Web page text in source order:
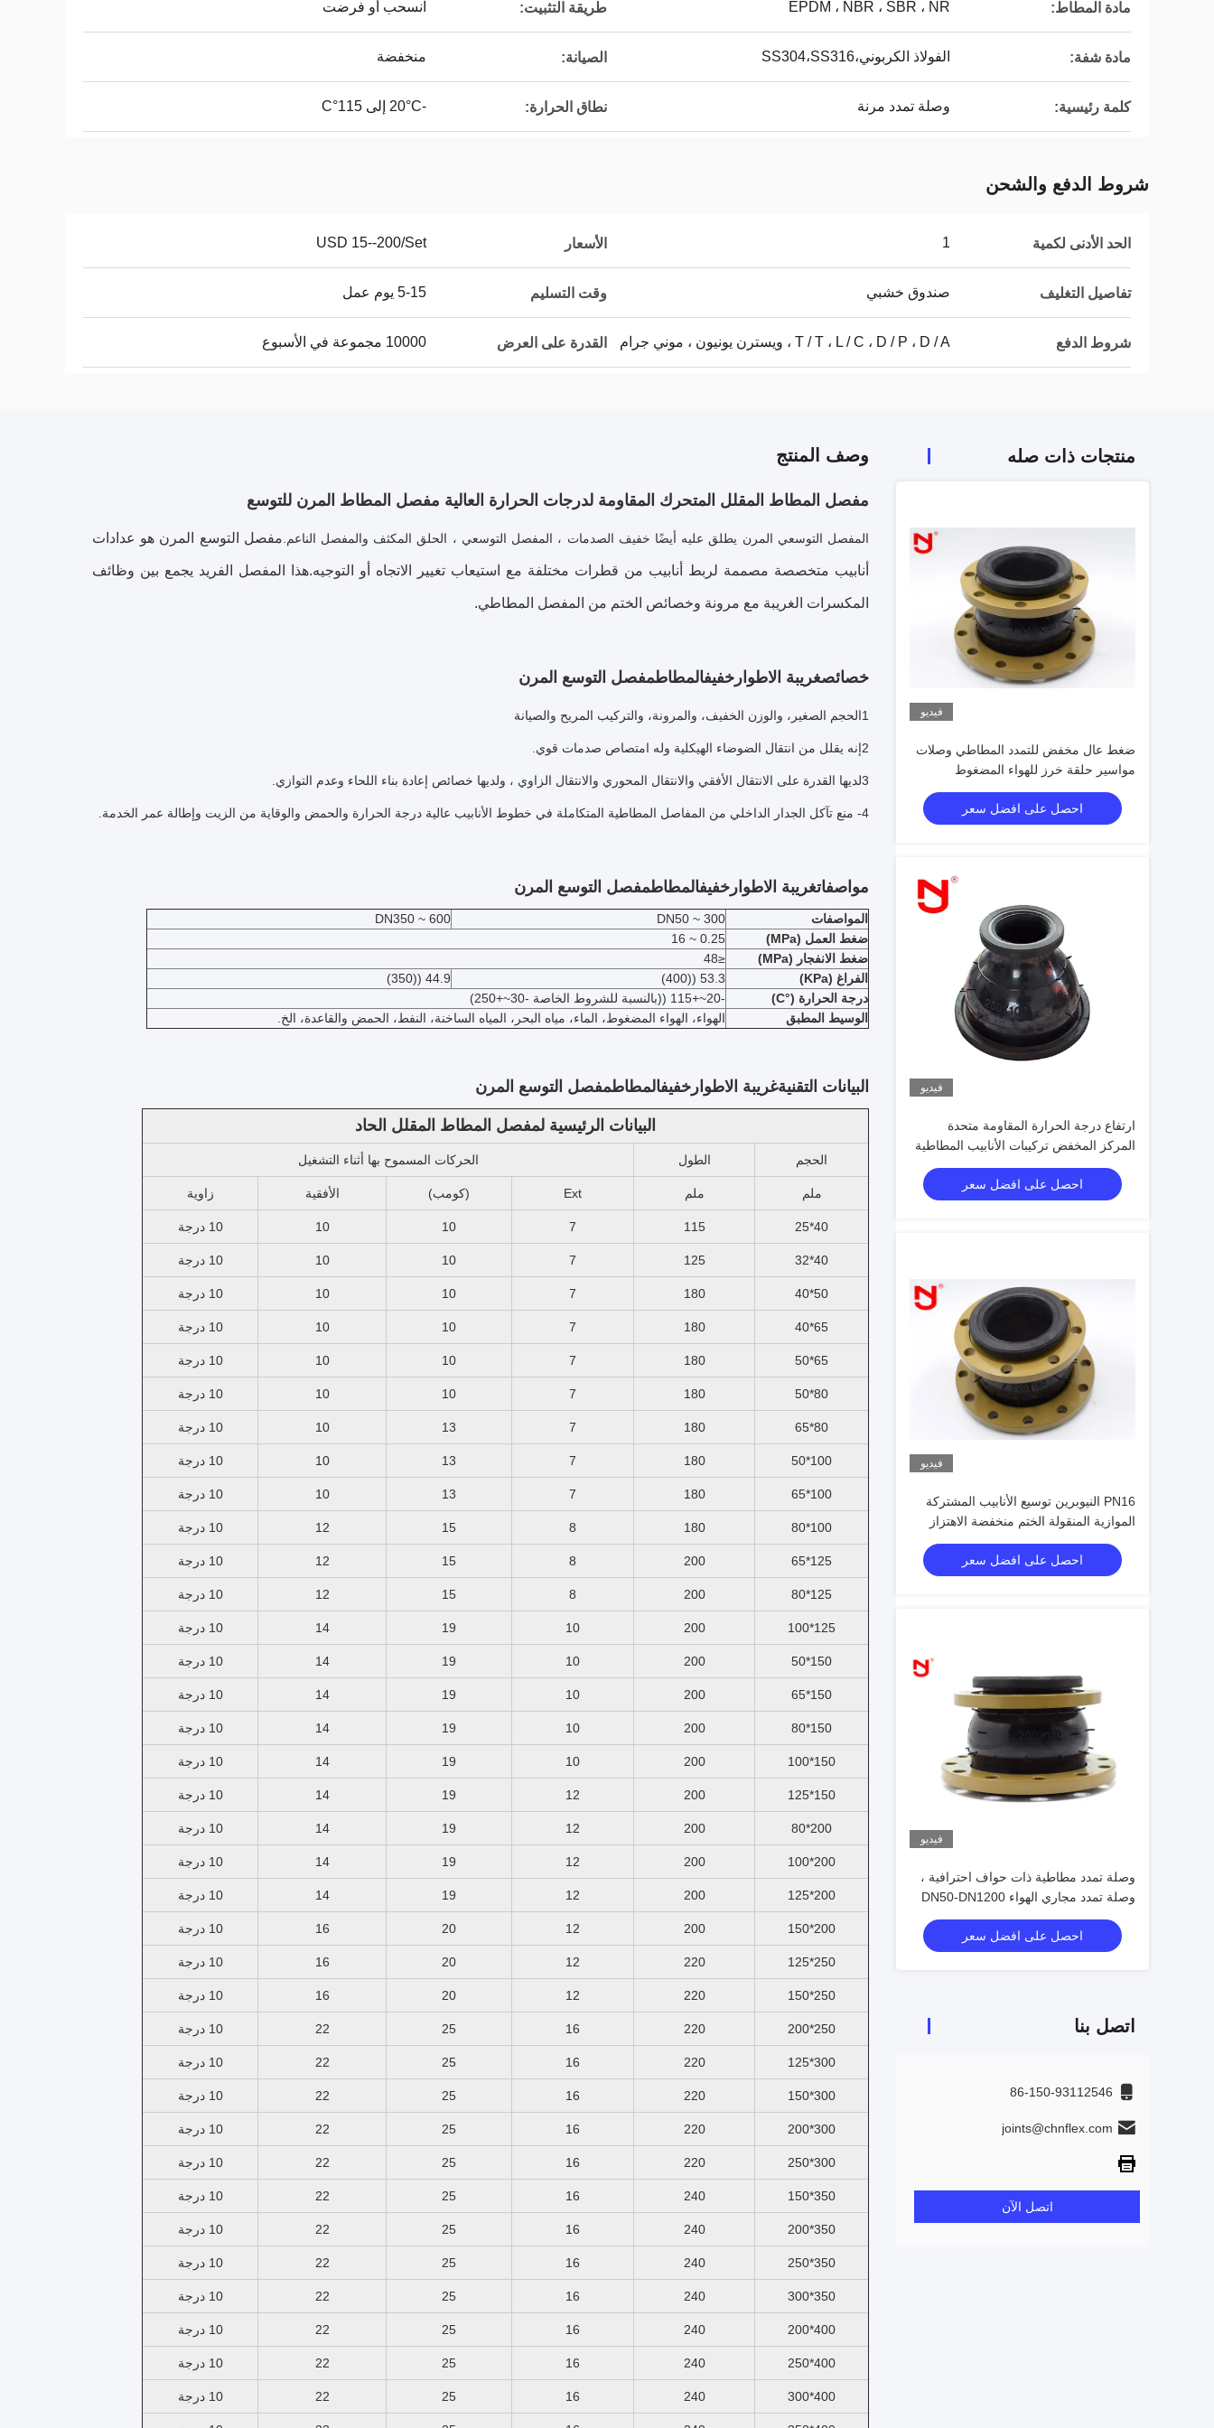
مادة المطاط: EPDM ، NBR ، SBR ، NR طريقة التثبيت: انسحب أو فرضت
مادة شفة: الفولاذ الكربوني،SS304،SS316 الصيانة: منخفضة
كلمة رئيسية: وصلة تمدد مرنة نطاق الحرارة: -20°C إلى 115°C
شروط الدفع والشحن
الحد الأدنى لكمية 1 الأسعار USD 15--200/Set
تفاصيل التغليف صندوق خشبي وقت التسليم 5-15 يوم عمل
شروط الدفع T / T ، L / C ، D / P ، D / A ، ويسترن يونيون ، موني جرام القدرة على العرض 10000 مجموعة في الأسبوع
منتجات ذات صله
فيديو
ضغط عال مخفض للتمدد المطاطي وصلات
مواسير حلقة خرز للهواء المضغوط
احصل على افضل سعر
فيديو
ارتفاع درجة الحرارة المقاومة متحدة
المركز المخفض تركيبات الأنابيب المطاطية
المشتركة
احصل على افضل سعر
فيديو
PN16 النيوبرين توسيع الأنابيب المشتركة
الموازية المنقولة الختم منخفضة الاهتزاز
الميكانيكي
احصل على افضل سعر
فيديو
وصلة تمدد مطاطية ذات حواف احترافية ،
وصلة تمدد مجاري الهواء DN50-DN1200
احصل على افضل سعر
اتصل بنا
86-150-93112546
joints@chnflex.com
اتصل الآن
وصف المنتج
مفصل المطاط المقلل المتحرك المقاومة لدرجات الحرارة العالية مفصل المطاط المرن للتوسع
المفصل التوسعي المرن يطلق عليه أيضًا خفيف الصدمات ، المفصل التوسعي ، الحلق المكثف والمفصل الناعم. مفصل التوسع المرن هو عدادات
أنابيب متخصصة مصممة لربط أنابيب من قطرات مختلفة مع استيعاب تغيير الاتجاه أو التوجيه.هذا المفصل الفريد يجمع بين وظائف
المكسرات الغريبة مع مرونة وخصائص الختم من المفصل المطاطي.
خصائصغريبة الاطوار خفيفالمطاطمفصل التوسع المرن
1الحجم الصغير، والوزن الخفيف، والمرونة، والتركيب المريح والصيانة
2إنه يقلل من انتقال الضوضاء الهيكلية وله امتصاص صدمات قوي.
3لديها القدرة على الانتقال الأفقي والانتقال المحوري والانتقال الزاوي ، ولديها خصائص إعادة بناء اللحاء وعدم التوازي.
4- منع تآكل الجدار الداخلي من المفاصل المطاطية المتكاملة في خطوط الأنابيب عالية درجة الحرارة والحمض والوقاية من الزيت وإطالة عمر الخدمة.
مواصفاتغريبة الاطوار خفيفالمطاطمفصل التوسع المرن
المواصفات DN50 ~ 300
DN350 ~ 600
ضغط العمل (MPa)
0.25 ~ 16
ضغط الانفجار (MPa)
≤48
الفراغ (KPa)
53.3 ((400)
44.9 ((350)
درجة الحرارة (°C)
-20~+115 ((بالنسبة للشروط الخاصة -30~+250)
الوسيط المطبق
الهواء، الهواء المضغوط، الماء، مياه البحر، المياه الساخنة، النفط، الحمض والقاعدة، الخ.
البيانات التقنيةغريبة الاطوار خفيفالمطاطمفصل التوسع المرن
البيانات الرئيسية لمفصل المطاط المقلل الحاد
الحجم الطول الحركات المسموح بها أثناء التشغيل
ملم ملم Ext (كومب) الأفقية زاوية
40*25
115
7
10
10 10 درجة
40*32
125
7
10
10 10 درجة
50*40
180
7
10
10 10 درجة
65*40
180
7
10
10 10 درجة
65*50
180
7
10
10 10 درجة
80*50
180
7
10
10 10 درجة
80*65
180
7
13
10 10 درجة
100*50
180
7
13
10 10 درجة
100*65
180
7
13
10 10 درجة
100*80
180
8
15
12 10 درجة
125*65
200
8
15
12 10 درجة
125*80
200
8
15
12 10 درجة
125*100
200
10
19
14 10 درجة
150*50
200
10
19
14 10 درجة
150*65
200
10
19
14 10 درجة
150*80
200
10
19
14 10 درجة
150*100
200
10
19
14 10 درجة
150*125
200
12
19
14 10 درجة
200*80
200
12
19
14 10 درجة
200*100
200
12
19
14 10 درجة
200*125
200
12
19
14 10 درجة
200*150
200
12
20
16 10 درجة
250*125
220
12
20
16 10 درجة
250*150
220
12
20
16 10 درجة
250*200
220
16
25
22 10 درجة
300*125
220
16
25
22 10 درجة
300*150
220
16
25
22 10 درجة
300*200
220
16
25
22 10 درجة
300*250
220
16
25
22 10 درجة
350*150
240
16
25
22 10 درجة
350*200
240
16
25
22 10 درجة
350*250
240
16
25
22 10 درجة
350*300
240
16
25
22 10 درجة
400*200
240
16
25
22 10 درجة
400*250
240
16
25
22 10 درجة
400*300
240
16
25
22 10 درجة